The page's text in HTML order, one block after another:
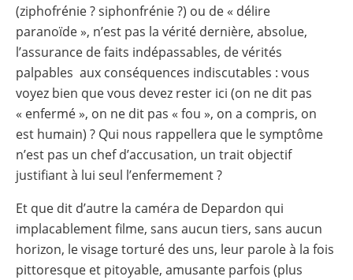
(ziphofrénie ? siphonfrénie ?) ou de « délire
paranoïde », n’est pas la vérité dernière, absolue,
l’assurance de faits indépassables, de vérités
palpables aux conséquences indiscutables : vous
voyez bien que vous devez rester ici (on ne dit pas
« enfermé », on ne dit pas « fou », on a compris, on
est humain) ? Qui nous rappellera que le symptôme
n’est pas un chef d’accusation, un trait objectif
justifiant à lui seul l’enfermement ?
Et que dit d’autre la caméra de Depardon qui
implacablement filme, sans aucun tiers, sans aucun
horizon, le visage torturé des uns, leur parole à la fois
pittoresque et pitoyable, amusante parfois (plus